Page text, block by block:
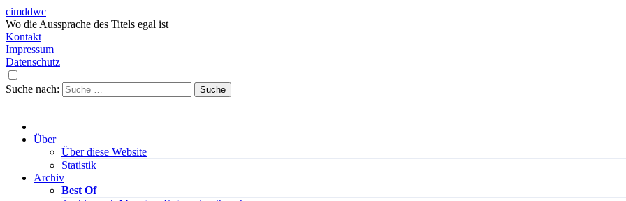
cimddwc
Wo die Aussprache des Titels egal ist
Kontakt
Impressum
Datenschutz
Suche nach:
Über
Über diese Website
Statistik
Archiv
Best Of